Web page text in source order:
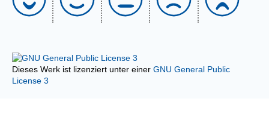
Dieses Werk ist lizenziert unter einer GNU General Public
License 3